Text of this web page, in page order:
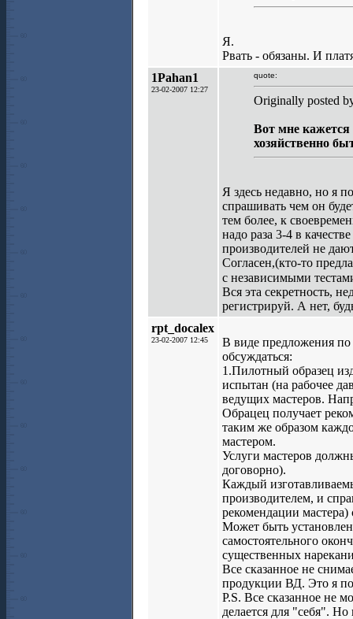
Я.
Рвать - обязаны. И
1Pahan1
23-02-2007 12:27
quote:
Originally posted
Вот мне кажется
хозяйственно
Я здесь недавно, но я
спрашивать чем он
тем более, к
надо раза 3-4 в
производителей не
Согласен,(кто-то
с независимыми
Вся эта секретность,
регистрируй. А нет,
rpt_docalex
23-02-2007 12:45
В виде предложения по
обсуждаться:
1.Пилотный образец
испытан (на рабочее
ведущих мастеров.
Обрацец получает
таким же образом
мастером.
Услуги мастеров
договорно).
Каждый
производителем, и
рекомендации
Может быть установлен
самостоятельного
существенных
Все сказанное не
продукции ВД. Это я
P.S. Все сказанное не
делается для "себя". Но